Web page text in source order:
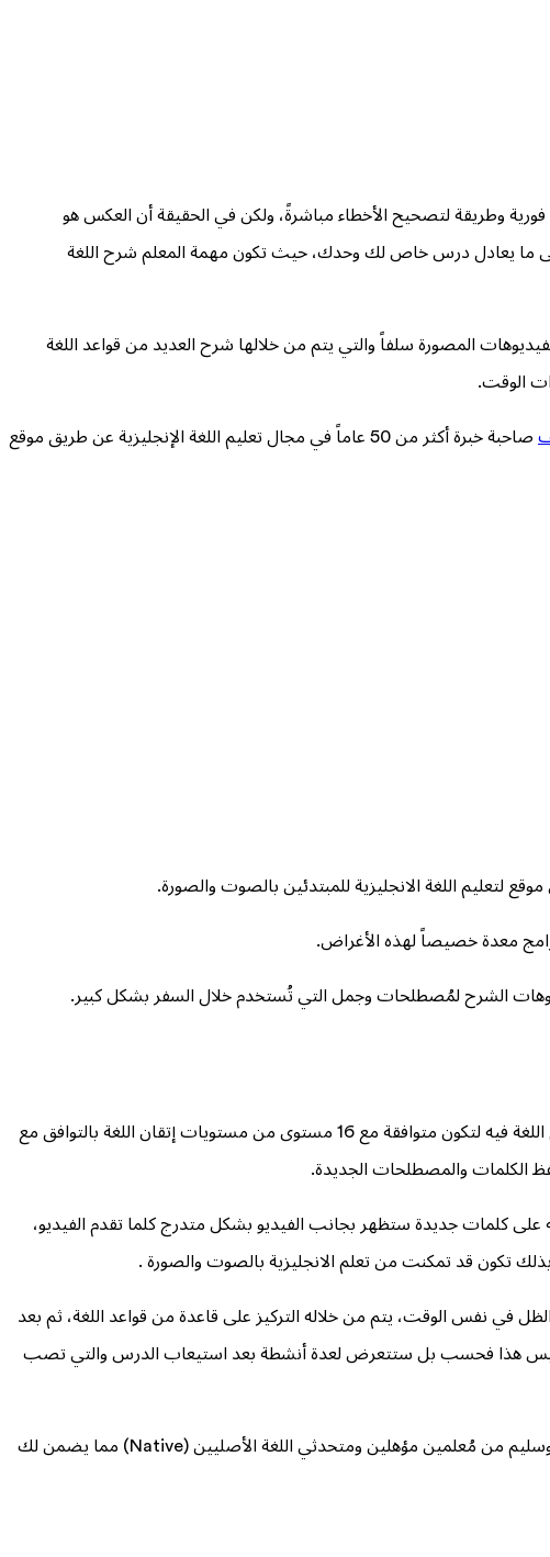
وطريقة لتصحيح الأخطاء مباشرةً، ولكن في الحقيقة أن العكس هو
ما يعادل درس خاص لك وحدك، حيث تكون مهمة المعلم شرح اللغة
المصورة سلفاً والتي يتم من خلالها شرح العديد من قواعد اللغة
الوقت.
صاحبة خبرة أكثر من 50 عاماً في مجال تعليم اللغة الإنجليزية عن طريق موقع
لتعليم اللغة الانجليزية للمبتدئين بالصوت والصورة.
معدة خصيصاً لهذه الأغراض.
الشرح لمُصطلحات وجمل التي تُستخدم خلال السفر بشكل كبير.
نوفر في موقع إنجليش لايف عدد من المقومات التي تجعله أفضل موقع تعليم الانجليزي بالصوت والصورة ليس فقط لتنوع برامج تعليم اللغة فيه لتكون متوافقة مع 16 مستوى من مستويات إتقان اللغة بالتوافق مع
الكلمات والمصطلحات الجديدة.
كلمات جديدة ستظهر بجانب الفيديو بشكل متدرج كلما تقدم الفيديو،
في نفس الوقت، يتم من خلاله التركيز على قاعدة من قواعد اللغة، ثم بعد
ليس هذا فحسب بل ستتعرض لعدة أنشطة بعد استيعاب الدرس والتي تصب
ولا تنسَ أنه من إحدى مُميزات إنجليش لايف باعتباره موقع لتعليم اللغة الانجليزية مجاناً بالصوت والصورة أنك ستستمع لنطق صحيح وسليم من مُعلمين مؤهلين ومتحدثي اللغة الأصليين (Native) مما يضمن لك